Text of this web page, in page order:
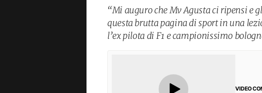
“Mi auguro che Mv Agusta ci ripensi e
questa brutta pagina di sport in una
l’ex pilota di F1 e campionissimo
VIDEO